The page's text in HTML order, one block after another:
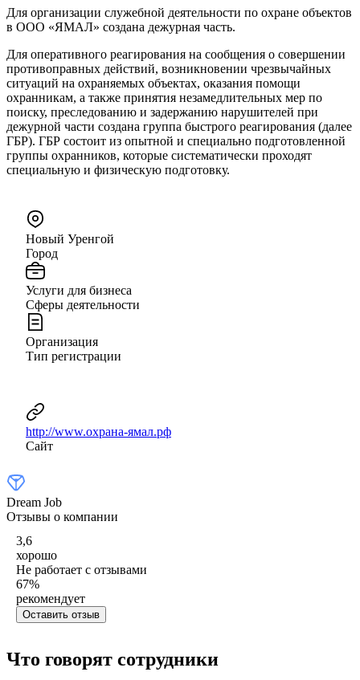
Для организации служебной деятельности по охране объектов
в ООО «ЯМАЛ» создана дежурная часть.
Для оперативного реагирования на сообщения о совершении
противоправных действий, возникновении чрезвычайных
ситуаций на охраняемых объектах, оказания помощи
охранникам, а также принятия незамедлительных мер по
поиску, преследованию и задержанию нарушителей при
дежурной части создана группа быстрого реагирования (далее
ГБР). ГБР состоит из опытной и специально подготовленной
группы охранников, которые систематически проходят
специальную и физическую подготовку.
Новый Уренгой
Город
Услуги для бизнеса
Сферы деятельности
Организация
Тип регистрации
http://www.охрана-ямал.рф
Сайт
Dream Job
Отзывы о компании
3,6
хорошо
Не работает с отзывами
67%
рекомендует
Оставить отзыв
Что говорят сотрудники